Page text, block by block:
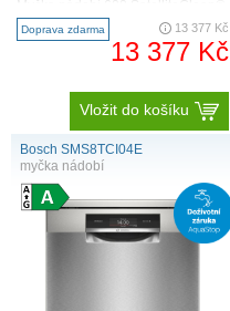
je vybavena inovativním ..
Doprava zdarma 13 377 Kč
13 377 Kč
Vložit do košíku
Bosch SMS8TCI04E
myčka nádobí